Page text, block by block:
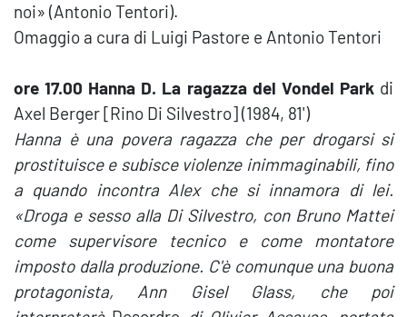
noi» (Antonio Tentori).
Omaggio a cura di Luigi Pastore e Antonio Tentori
ore 17.00 Hanna D. La ragazza del Vondel Parkdi
Axel Berger [Rino Di Silvestro] (1984, 81')
Hanna è una povera ragazza che per drogarsi si
prostituisce e subisce violenze inimmaginabili, fino
a quando incontra Alex che si innamora di lei.
«Droga e sesso alla Di Silvestro, con Bruno Mattei
come supervisore tecnico e come montatore
imposto dalla produzione. C'è comunque una buona
protagonista, Ann Gisel Glass, che poi